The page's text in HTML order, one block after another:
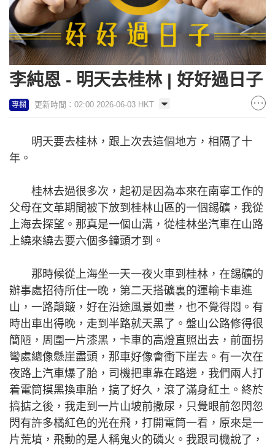
李純恩 - 明天去桂林 | 好好過日子
專欄 更新時間：02:00 2026-06-03 HKT
明天要去桂林，跟上次去這個地方，相隔了十
年。
桂林去過很多次，起初是因為本來在南寧工作的
父母在文革期間被下放到桂林山區的一個錫礦，我從
上海去探望。那真是一個山溝，從桂林坐汽車在山路
上繞來繞去要六個多鐘頭才到。
那時候從上海坐一天一夜火車到桂林，在錫礦的
辦事處招待所住一晚，第二天搭礦裏的運輸卡車進
山，一路顛簸，好在沿途風景如畫，也不覺得悶。有
時出車出得晚，走到半路就天黑了。盤山公路修得很
簡陋，周圍一片漆黑，卡車的高燈直照出去，前面拐
彎處總像懸崖盡頭，那車好像會衝下崖去。有一次在
夜路上汽車爆了胎，司機把車靠在路邊，我們兩人打
着電筒摸黑換車胎，搞了好久，滾了滿身紅土。終於
搞掂之後，我走到一片山坡前撒尿，只覺眼前忽閃忽
閃有許多橘紅色的光在飛，打開電筒一看，原來是一
片荒墳，飛動的是人稱鬼火的磷火。我跟司機說了，